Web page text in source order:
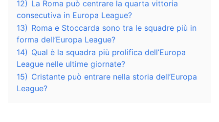
12) La Roma può centrare la quarta vittoria
consecutiva in Europa League?
13) Roma e Stoccarda sono tra le squadre più in
forma dell’Europa League?
14) Qual è la squadra più prolifica dell’Europa
League nelle ultime giornate?
15) Cristante può entrare nella storia dell’Europa
League?